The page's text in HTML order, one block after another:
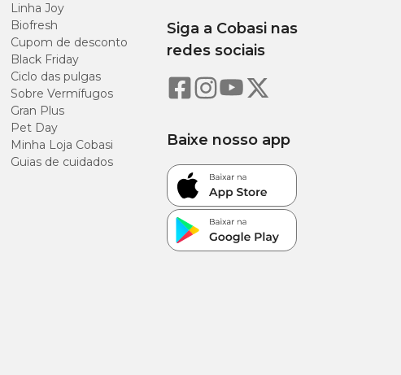
Linha Joy
Biofresh
Cupom de desconto
Black Friday
Ciclo das pulgas
Sobre Vermífugos
Gran Plus
Pet Day
Minha Loja Cobasi
Guias de cuidados
Siga a Cobasi nas
redes sociais
Baixe nosso app